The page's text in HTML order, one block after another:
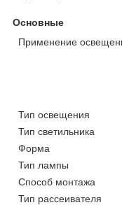
Основные
Применение
Тип освещения
Тип светильника
Форма
Тип лампы
Способ монтажа
Тип рассеивателя